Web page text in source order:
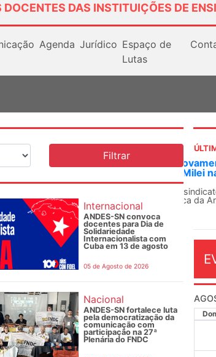
DAS INSTITUIÇÕES DE
Agenda Jurídico Espaço de
Lutas
Internacional
ANDES-SN convoca
docentes para Dia de
Solidariedade
Internacionalista com
Cuba em 13 de agosto
05 de Agosto de 2026
Nacional
ANDES-SN fortalece luta
pela democratização da
comunicação com
participação na 27ª
Plenária do FNDC
novamente as atividades
e básica da Argentina...
de
O